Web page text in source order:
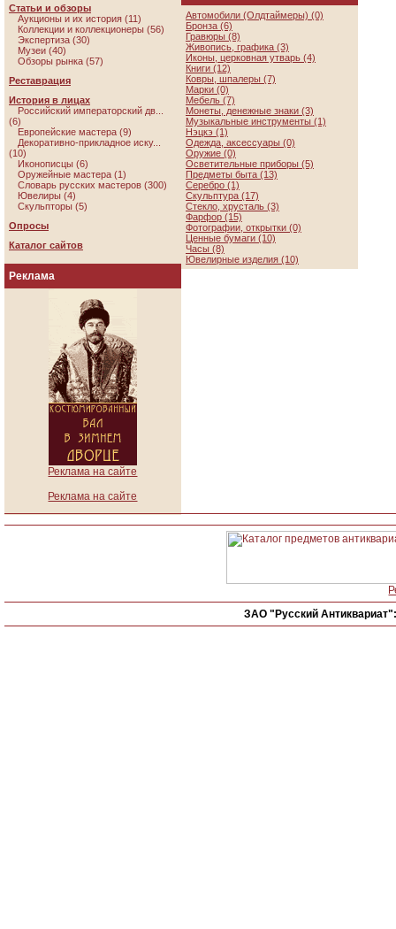
Статьи и обзоры
Аукционы и их история (11)
Коллекции и коллекционеры (56)
Экспертиза (30)
Музеи (40)
Обзоры рынка (57)
Реставрация
История в лицах
Российский императорский дв...
(6)
Европейские мастера (9)
Декоративно-прикладное иску...
(10)
Иконописцы (6)
Оружейные мастера (1)
Словарь русских мастеров (300)
Ювелиры (4)
Скульпторы (5)
Опросы
Каталог сайтов
Реклама
Реклама на сайте
Реклама на сайте
Автомобили (Олдтаймеры) (0)
Бронза (6)
Гравюры (8)
Живопись, графика (3)
Иконы, церковная утварь (4)
Книги (12)
Ковры, шпалеры (7)
Марки (0)
Мебель (7)
Монеты, денежные знаки (3)
Музыкальные инструменты (1)
Нэцкэ (1)
Одежда, аксессуары (0)
Оружие (0)
Осветительные приборы (5)
Предметы быта (13)
Серебро (1)
Скульптура (17)
Стекло, хрусталь (3)
Фарфор (15)
Фотографии, открытки (0)
Ценные бумаги (10)
Часы (8)
Ювелирные изделия (10)
ЗАО "Русский Антиквариат":